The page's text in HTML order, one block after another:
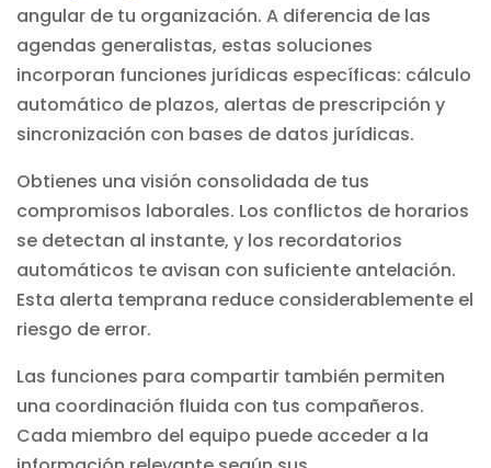
angular de tu organización. A diferencia de las
agendas generalistas, estas soluciones
incorporan funciones jurídicas específicas: cálculo
automático de plazos, alertas de prescripción y
sincronización con bases de datos jurídicas.
Obtienes una visión consolidada de tus
compromisos laborales. Los conflictos de horarios
se detectan al instante, y los recordatorios
automáticos te avisan con suficiente antelación.
Esta alerta temprana reduce considerablemente el
riesgo de error.
Las funciones para compartir también permiten
una coordinación fluida con tus compañeros.
Cada miembro del equipo puede acceder a la